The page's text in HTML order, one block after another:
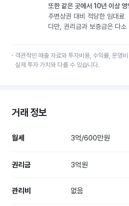
또한 같은 곳에서 10년 이상
주변상권 대비 적당한 임대료
다만, 권리금과 보증금은 다소
객관적인 매출 자료와 투자비용, 수익률, 운영
실제 투자 가치와 다를 수 있습니다.
거래 정보
월세 3억/600만원
권리금 3억원
관리비 없음